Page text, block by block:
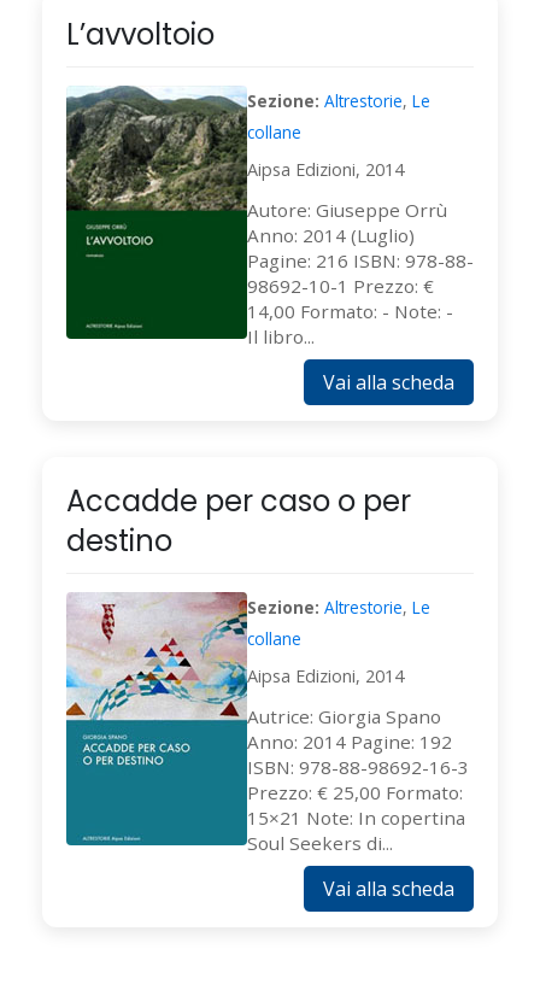
L’avvoltoio
Sezione: Altrestorie, Le
collane
Aipsa Edizioni, 2014
Autore: Giuseppe Orrù
Anno: 2014 (Luglio)
Pagine: 216 ISBN: 978-88-
98692-10-1 Prezzo: €
14,00 Formato: - Note: -
Il libro...
Vai alla scheda
Accadde per caso o per
destino
Sezione: Altrestorie, Le
collane
Aipsa Edizioni, 2014
Autrice: Giorgia Spano
Anno: 2014 Pagine: 192
ISBN: 978-88-98692-16-3
Prezzo: € 25,00 Formato:
15×21 Note: In copertina
Soul Seekers di...
Vai alla scheda